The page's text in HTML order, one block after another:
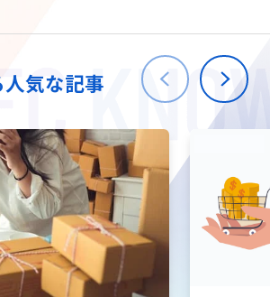
外進出・現地
W2
拡張プラグイン一覧
会社情報
TW
気な記事